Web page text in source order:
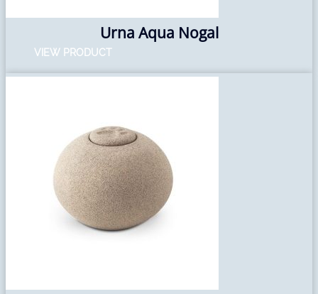
Urna Aqua Nogal
VIEW PRODUCT